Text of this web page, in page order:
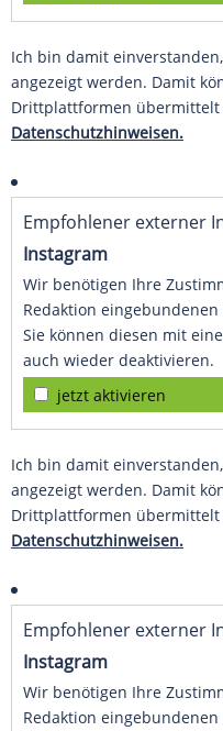
Ich bin damit
angezeigt werden. Damit
Drittplattformen übermittelt
Datenschutzhinweisen.
Empfohlener externer
Instagram
Wir benötigen Ihre
Redaktion
Sie können diesen mit
auch wieder deaktivieren.
jetzt aktivieren
Ich bin damit
angezeigt werden. Damit
Drittplattformen übermittelt
Datenschutzhinweisen.
Empfohlener externer
Instagram
Wir benötigen Ihre
Redaktion